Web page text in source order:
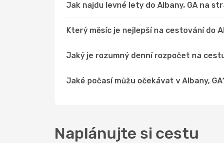
Jak najdu levné lety do Albany, GA na
Který měsíc je nejlepší na cestování do
Jaký je rozumný denní rozpočet na
Jaké počasí můžu očekávat v Albany,
Naplánujte si cestu